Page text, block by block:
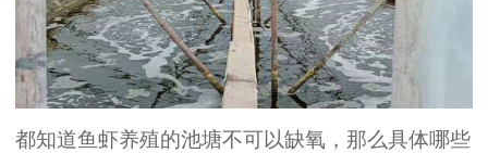
都知道鱼虾养殖的池塘不可以缺氧，那么具体哪些